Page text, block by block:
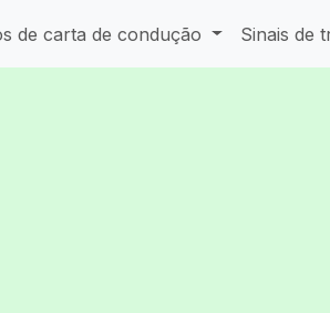
de carta de condução Sinais de